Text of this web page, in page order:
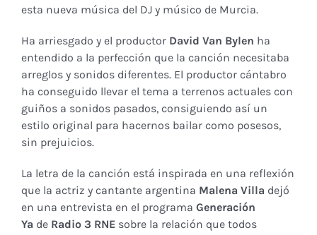
esta nueva música del DJ y músico de Murcia.
Ha arriesgado y el productor David Van Bylen ha
entendido a la perfección que la canción necesitaba
arreglos y sonidos diferentes. El productor cántabro
ha conseguido llevar el tema a terrenos actuales con
guiños a sonidos pasados, consiguiendo así un
estilo original para hacernos bailar como posesos,
sin prejuicios.
La letra de la canción está inspirada en una reflexión
que la actriz y cantante argentina Malena Villa dejó
en una entrevista en el programa Generación
Ya de Radio 3 RNE sobre la relación que todos